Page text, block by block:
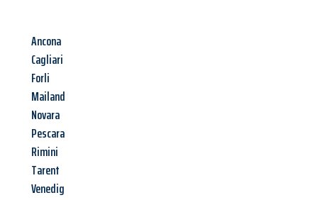
Ancona
Cagliari
Forli
Mailand
Novara
Pescara
Rimini
Tarent
Venedig